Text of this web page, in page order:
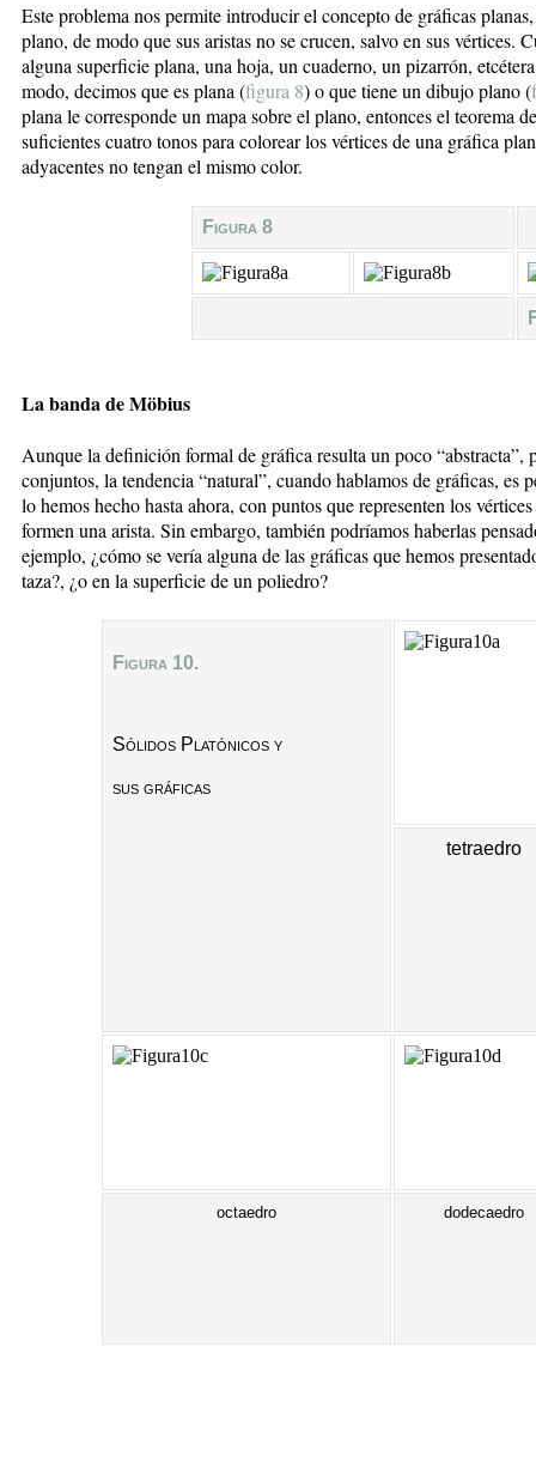
Este problema nos permite introducir el concepto de gráficas
plano, de modo que sus aristas no se crucen, salvo en sus vértices.
alguna superficie plana, una hoja, un cuaderno, un pizarrón,
modo, decimos que es plana (figura 8) o que tiene un dibujo plano (
plana le corresponde un mapa sobre el plano, entonces el teorema
suficientes cuatro tonos para colorear los vértices de una gráfica
adyacentes no tengan el mismo color.
Figura 8
La banda de Möbius
Aunque la definición formal de gráfica resulta un poco “abstracta”,
conjuntos, la tendencia “natural”, cuando hablamos de gráficas, es
lo hemos hecho hasta ahora, con puntos que representen los
formen una arista. Sin embargo, también podríamos haberlas
ejemplo, ¿cómo se vería alguna de las gráficas que hemos
taza?, ¿o en la superficie de un poliedro?
Figura 10.
Sólidos Platónicos y
sus gráficas
tetraedro
octaedro dodecaedro